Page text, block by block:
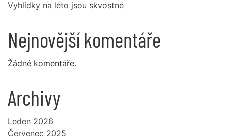
Vyhlídky na léto jsou skvostné
Nejnovější komentáře
Žádné komentáře.
Archivy
Leden 2026
Červenec 2025